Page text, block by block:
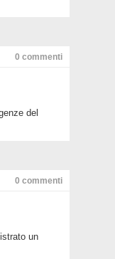
0 commenti
del
0 commenti
un